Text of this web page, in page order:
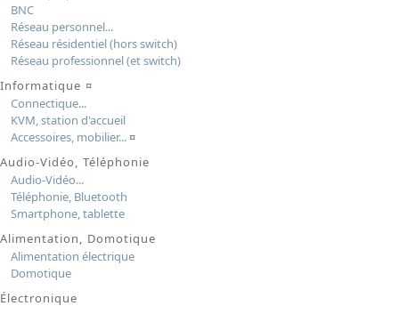
BNC
Réseau personnel...
Réseau résidentiel (hors switch)
Réseau professionnel (et switch)
Informatique ¤
Connectique...
KVM, station d'accueil
Accessoires, mobilier...¤
Audio-Vidéo, Téléphonie
Audio-Vidéo...
Téléphonie, Bluetooth
Smartphone, tablette
Alimentation, Domotique
Alimentation électrique
Domotique
Électronique